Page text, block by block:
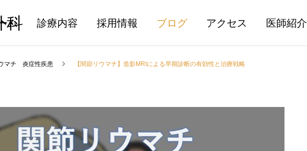
科
ム 診療内容 採用情報 ブログ アクセス 医師紹介
骨折
マチ 炎症性疾患 【関節リウマチ】造影MRIによる早期診断の有効性と治療戦略